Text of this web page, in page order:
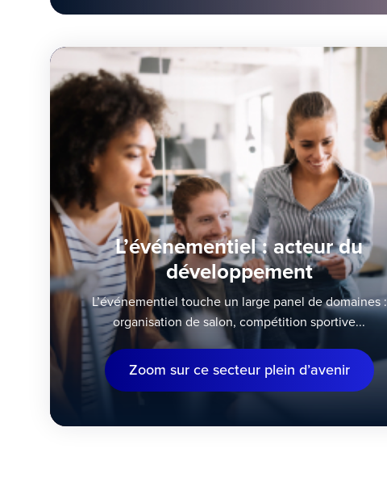
L’événementiel : acteur du
développement
L’événementiel touche un large panel de domaines :
organisation de salon, compétition sportive...
Zoom sur ce secteur plein d’avenir